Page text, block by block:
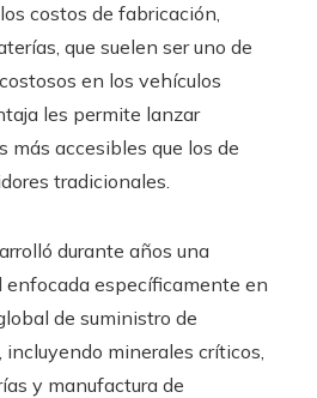
costos de fabricación,
que suelen ser uno de
en los vehículos
les permite lanzar
más accesibles que los de
tradicionales.
durante años una
específicamente en
de suministro de
minerales críticos,
y manufactura de